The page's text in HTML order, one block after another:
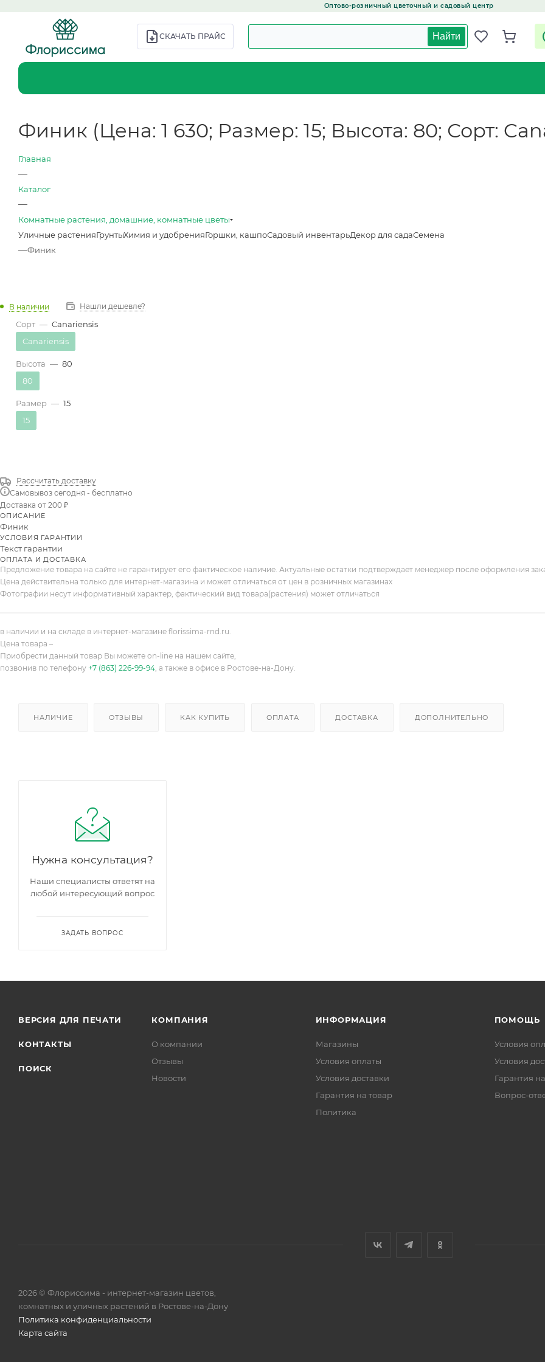
Оптово-розничный цветочный и садовый центр
СКАЧАТЬ ПРАЙС Найти
Финик (Цена: 1 630; Размер: 15; Высота: 80; Сорт:
Главная
—
Каталог
—
Комнатные растения, домашние, комнатные цветы
Уличные растенияГрунтыХимия и удобренияГоршки, кашпоСадовый инвентарьДекор для садаСемена
—Финик
В наличии Нашли дешевле?
Сорт — Canariensis
Canariensis
Высота — 80
80
Размер — 15
15
Рассчитать доставку
Самовывоз сегодня - бесплатно
Доставка от 200 ₽
ОПИСАНИЕ
Финик
УСЛОВИЯ ГАРАНТИИ
Текст гарантии
ОПЛАТА И ДОСТАВКА
Предложение товара на сайте не гарантирует его фактическое наличие. Актуальные остатки подтверждает менеджер после оформления
Цена действительна только для интернет-магазина и может отличаться от цен в розничных магазинах
Фотографии несут информативный характер, фактический вид товара(растения) может отличаться
в наличии и на складе в интернет-магазине florissima-rnd.ru.
Цена товара –
Приобрести данный товар Вы можете on-line на нашем сайте,
позвонив по телефону +7 (863) 226-99-94, а также в офисе в Ростове-на-Дону.
НАЛИЧИЕ ОТЗЫВЫ КАК КУПИТЬ ОПЛАТА ДОСТАВКА ДОПОЛНИТЕЛЬНО
Нужна консультация?
Наши специалисты ответят на
любой интересующий вопрос
ЗАДАТЬ ВОПРОС
ВЕРСИЯ ДЛЯ ПЕЧАТИ
КОНТАКТЫ
ПОИСК
КОМПАНИЯ
О компании
Отзывы
Новости
ИНФОРМАЦИЯ
Магазины
Условия оплаты
Условия доставки
Гарантия на товар
Политика
ПОМОЩЬ
Условия
Условия
Гарантия
Вопрос-
2026 © Флориссима - интернет-магазин цветов,
комнатных и уличных растений в Ростове-на-Дону
Политика конфиденциальности
Карта сайта